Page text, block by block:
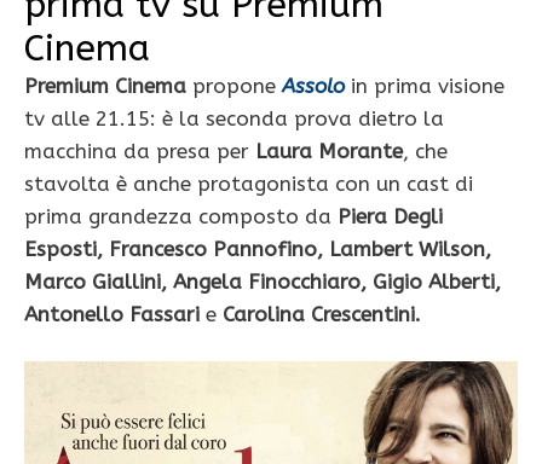
Cinema
Premium Cinema proponeAssoloin prima visione
tv alle 21.15: è la seconda prova dietro la
macchina da presa per Laura Morante, che
stavolta è anche protagonista con un cast di
prima grandezza composto da Piera Degli
Esposti, Francesco Pannofino, Lambert Wilson,
Marco Giallini, Angela Finocchiaro, Gigio Alberti,
Antonello Fassari e Carolina Crescentini.